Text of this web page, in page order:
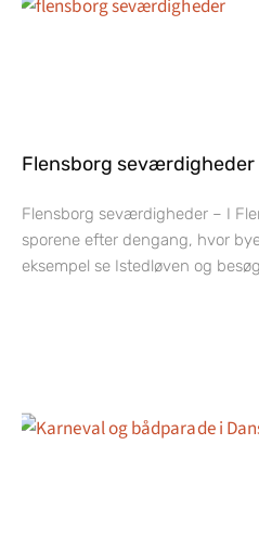
Flensborg seværdigheder
Flensborg seværdigheder – I
sporene efter dengang, hvor
eksempel se Istedløven og